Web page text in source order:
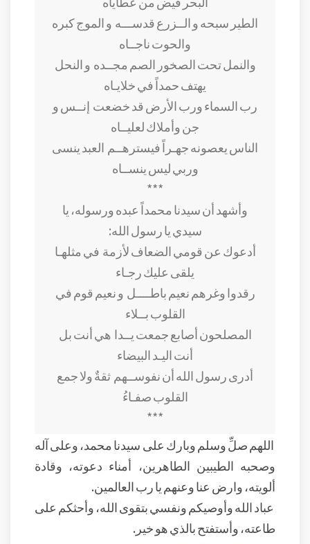
الطير سبحه و الــزرع قدســـه و الموج كبره
والحوت ناجــاه
والنمل تحت الصخور الصم مجــده و النحل
يهتف حمداً في خلايـاه
رب السماء ورب الأرض قد خضعت إنــس و
جن وأملاك لعليــاه
الناس يعصونه جهـراً فيسترهــم العبد ينسى
وربي ليس ينســاه
***
وأشهد أن سيدنا محمداً عبده ورسوله، يا
سيدي يا رسول الله:
أدعوك عن قومي الضعاف لأزمة في مثلهـا
يلقى عليك رجـاء
رقدوا وغرهم نعيم باطــــل و نعيم قوم في
القلوب بــلاء
المصلحون أصابع جمعت يــدا هي أنت بل
أنت اليـد البيضاء
أدرى رسول الله أن نفوســهمثقةٌ ولا جمع
القلوب صفـاءُ
***
اللهم صلِّ وسلم وبارك على سيدنا محمد، وعلى آله
وصحبه الطيبين الطاهرين، أمناء دعوته، وقادة
ألويته، وارض عنا وعنهم يا رب العالمين.
عباد الله وأوصيكم ونفسي بتقوى الله، وأحثكم على
طاعته، وأستفتح بالذي هو خير.